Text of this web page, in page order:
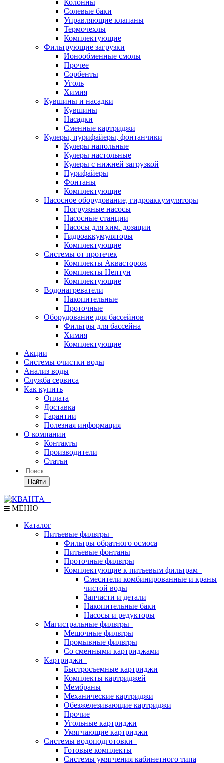
Колонны
Солевые баки
Управляющие клапаны
Термочехлы
Комплектующие
Фильтрующие загрузки
Ионообменные смолы
Прочее
Сорбенты
Уголь
Химия
Кувшины и насадки
Кувшины
Насадки
Сменные картриджи
Кулеры, пурифайеры, фонтанчики
Кулеры напольные
Кулеры настольные
Кулеры с нижней загрузкой
Пурифайеры
Фонтаны
Комплектующие
Насосное оборудование, гидроаккумуляторы
Погружные насосы
Насосные станции
Насосы для хим. дозации
Гидроаккумуляторы
Комплектующие
Системы от протечек
Комплекты Аквасторож
Комплекты Нептун
Комплектующие
Водонагреватели
Накопительные
Проточные
Оборудование для бассейнов
Фильтры для бассейна
Химия
Комплектующие
Акции
Системы очистки воды
Анализ воды
Служба сервиса
Как купить
Оплата
Доставка
Гарантии
Полезная информация
О компании
Контакты
Производители
Статьи
Найти
МЕНЮ
Каталог
Питьевые фильтры
Фильтры обратного осмоса
Питьевые фонтаны
Проточные фильтры
Комплектующие к питьевым фильтрам
Смесители комбинированные и краны
чистой воды
Запчасти и детали
Накопительные баки
Насосы и редукторы
Магистральные фильтры
Мешочные фильтры
Промывные фильтры
Со сменными картриджами
Картриджи
Быстросъемные картриджи
Комплекты картриджей
Мембраны
Механические картриджи
Обезжелезивающие картриджи
Прочие
Угольные картриджи
Умягчающие картриджи
Системы водоподготовки
Готовые комплекты
Системы умягчения кабинетного типа